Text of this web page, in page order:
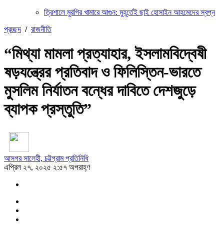
ত্রিশালে মুরগির খামারে আগুন: মুহূর্তেই ছাই হোসাইন আহমেদের স্বপ্ন
প্রচ্ছদ / রাজনীতি
“মিথ্যা মামলা প্রত্যাহার, ইসলামবিদ্বেষী
ষড়যন্ত্রের প্রতিবাদ ও ফিলিস্তিন-ভারতে
মুসলিম নির্যাতন বন্ধের দাবিতে দেশজুড়ে
ব্যাপক প্রস্তুতি”
আসগর সালেহী, চট্টগ্রাম প্রতিনিধি
এপ্রিল ২৭, ২০২৫ ২:৫৭ অপরাহ্ণ